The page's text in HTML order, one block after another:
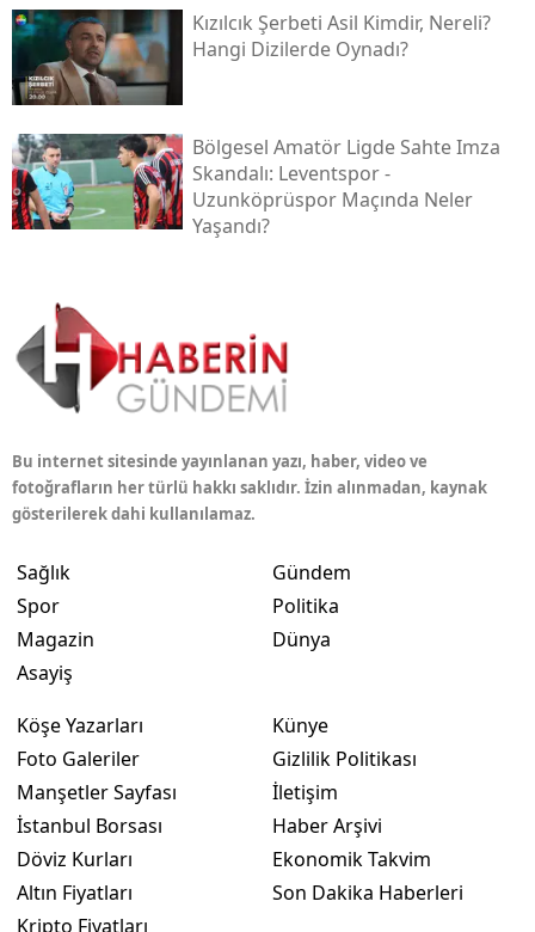
Kızılcık Şerbeti Asil Kimdir, Nereli?
Hangi Dizilerde Oynadı?
Bölgesel Amatör Ligde Sahte Imza
Skandalı: Leventspor -
Uzunköprüspor Maçında Neler
Yaşandı?
Bu internet sitesinde yayınlanan yazı, haber, video ve
fotoğrafların her türlü hakkı saklıdır. İzin alınmadan, kaynak
gösterilerek dahi kullanılamaz.
Sağlık
Spor
Magazin
Asayiş
Gündem
Politika
Dünya
Köşe Yazarları
Foto Galeriler
Manşetler Sayfası
İstanbul Borsası
Döviz Kurları
Altın Fiyatları
Kripto Fiyatları
Künye
Gizlilik Politikası
İletişim
Haber Arşivi
Ekonomik Takvim
Son Dakika Haberleri